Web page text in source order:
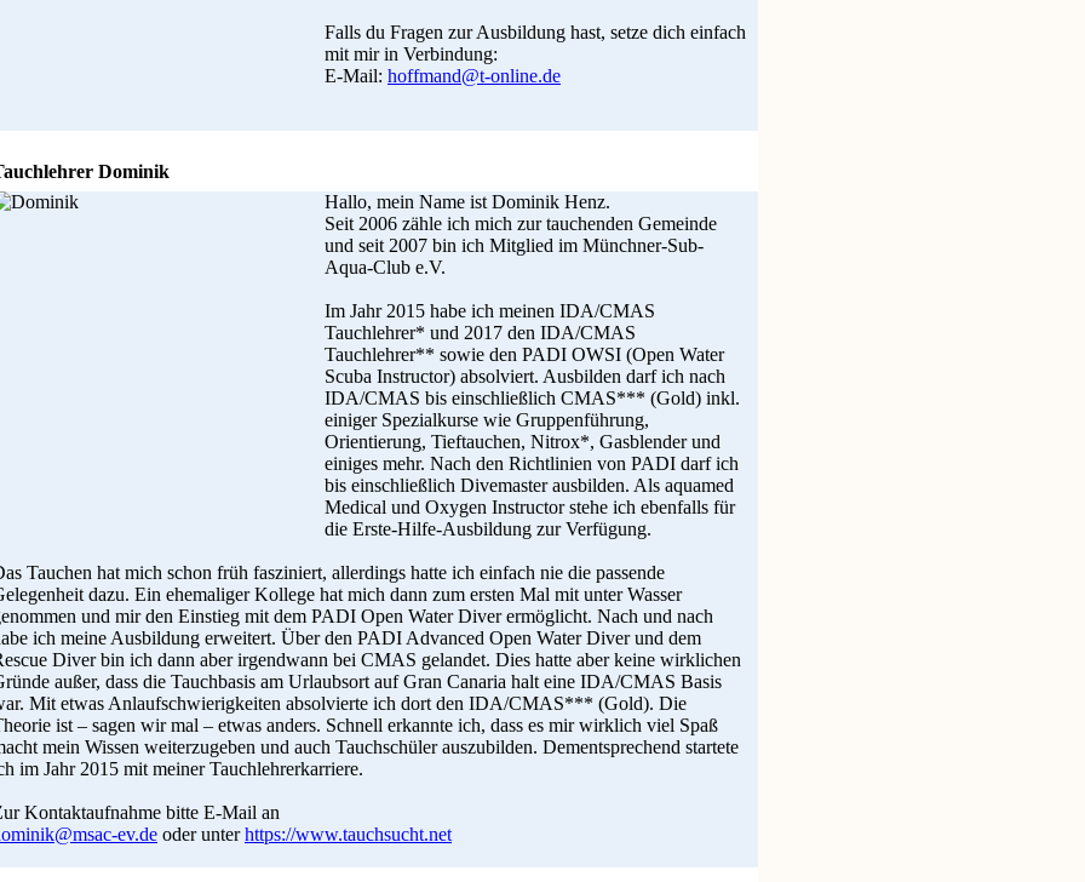
Falls du Fragen zur Ausbildung hast, setze dich einfach
mit mir in Verbindung:
E-Mail: hoffmand@t-online.de
Dominik
Hallo, mein Name ist Dominik Henz.
Seit 2006 zähle ich mich zur tauchenden Gemeinde
und seit 2007 bin ich Mitglied im Münchner-Sub-
Aqua-Club e.V.
Im Jahr 2015 habe ich meinen IDA/CMAS
Tauchlehrer* und 2017 den IDA/CMAS
Tauchlehrer** sowie den PADI OWSI (Open Water
Scuba Instructor) absolviert. Ausbilden darf ich nach
IDA/CMAS bis einschließlich CMAS*** (Gold) inkl.
einiger Spezialkurse wie Gruppenführung,
Orientierung, Tieftauchen, Nitrox*, Gasblender und
einiges mehr. Nach den Richtlinien von PADI darf ich
bis einschließlich Divemaster ausbilden. Als aquamed
Medical und Oxygen Instructor stehe ich ebenfalls für
die Erste-Hilfe-Ausbildung zur Verfügung.
Tauchen hat mich schon früh fasziniert, allerdings hatte ich einfach nie die passende
dazu. Ein ehemaliger Kollege hat mich dann zum ersten Mal mit unter Wasser
und mir den Einstieg mit dem PADI Open Water Diver ermöglicht. Nach und nach
ich meine Ausbildung erweitert. Über den PADI Advanced Open Water Diver und dem
Diver bin ich dann aber irgendwann bei CMAS gelandet. Dies hatte aber keine wirklichen
außer, dass die Tauchbasis am Urlaubsort auf Gran Canaria halt eine IDA/CMAS Basis
Mit etwas Anlaufschwierigkeiten absolvierte ich dort den IDA/CMAS*** (Gold). Die
ist – sagen wir mal – etwas anders. Schnell erkannte ich, dass es mir wirklich viel Spaß
mein Wissen weiterzugeben und auch Tauchschüler auszubilden. Dementsprechend startete
im Jahr 2015 mit meiner Tauchlehrerkarriere.
Kontaktaufnahme bitte E-Mail an
ev.de oder unterhttps://www.tauchsucht.net